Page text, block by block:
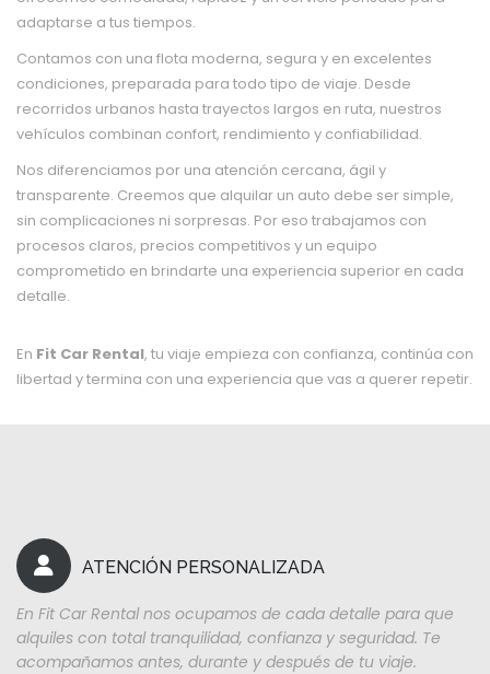
adaptarse a tus tiempos.
Contamos con una flota moderna, segura y en excelentes
condiciones, preparada para todo tipo de viaje. Desde
recorridos urbanos hasta trayectos largos en ruta, nuestros
vehículos combinan confort, rendimiento y confiabilidad.
Nos diferenciamos por una atención cercana, ágil y
transparente. Creemos que alquilar un auto debe ser simple,
sin complicaciones ni sorpresas. Por eso trabajamos con
procesos claros, precios competitivos y un equipo
comprometido en brindarte una experiencia superior en cada
detalle.
En Fit Car Rental, tu viaje empieza con confianza, continúa con
libertad y termina con una experiencia que vas a querer repetir.
ATENCIÓN PERSONALIZADA
En Fit Car Rental nos ocupamos de cada detalle para que
alquiles con total tranquilidad, confianza y seguridad. Te
acompañamos antes, durante y después de tu viaje.